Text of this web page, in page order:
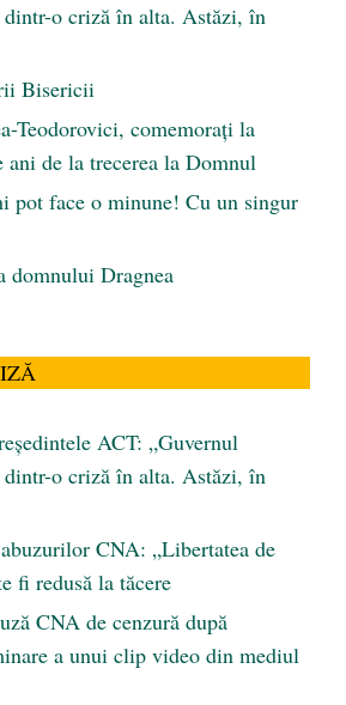
o criză în alta. Astăzi, în
Bisericii
Teodorovici, comemorați la
ani de la trecerea la Domnul
pot face o minune! Cu un singur
domnului Dragnea
ACT: „Guvernul
o criză în alta. Astăzi, în
CNA: „Libertatea de
fi redusă la tăcere
CNA de cenzură după
a unui clip video din mediul